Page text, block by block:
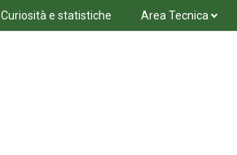
Curiosità e statistiche Area Tecnica